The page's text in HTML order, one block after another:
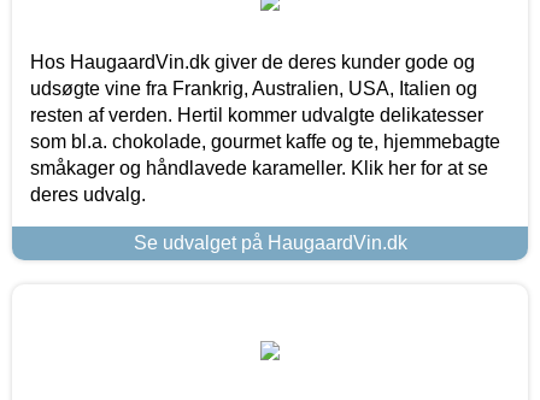
Hos HaugaardVin.dk giver de deres kunder gode og
udsøgte vine fra Frankrig, Australien, USA, Italien og
resten af verden. Hertil kommer udvalgte delikatesser
som bl.a. chokolade, gourmet kaffe og te, hjemmebagte
småkager og håndlavede karameller. Klik her for at se
deres udvalg.
Se udvalget på HaugaardVin.dk